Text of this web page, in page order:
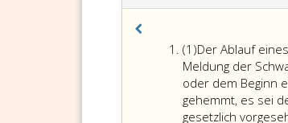
(1)Absatz
eins
Der Ablauf
Meldung der
oder dem Beginn
gehemmt, es sei
gesetzlich